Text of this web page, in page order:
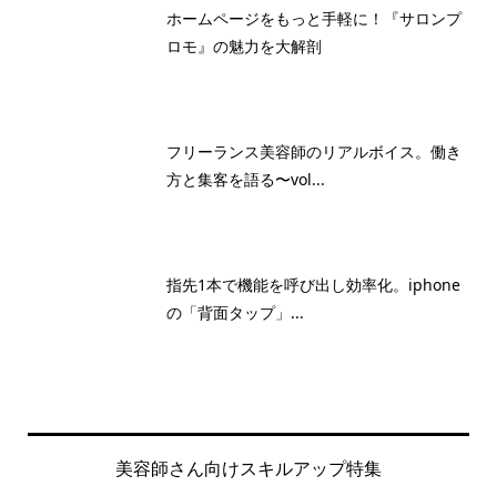
ホームページをもっと手軽に！『サロンプ
ロモ』の魅力を大解剖
フリーランス美容師のリアルボイス。働き
方と集客を語る〜vol...
指先1本で機能を呼び出し効率化。iphone
の「背面タップ」...
美容師さん向けスキルアップ特集